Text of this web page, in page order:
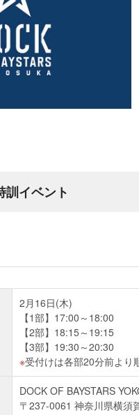
訓イベント
2月16日(木)
【1部】17:00～18:00
【2部】18:15～19:15
【3部】19:30～20:30
受付けは各部20分前より
DOCK OF BAYSTARS
〒237-0061 神奈川県横須